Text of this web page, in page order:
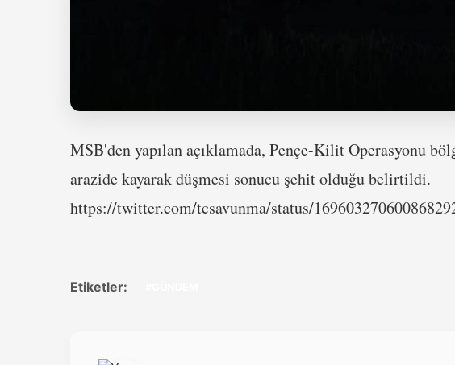
MSB'den yapılan açıklamada, Pençe-Kilit Operasyonu
arazide kayarak düşmesi sonucu şehit olduğu belirtildi.
https://twitter.com/tcsavunma/status/
Etiketler: